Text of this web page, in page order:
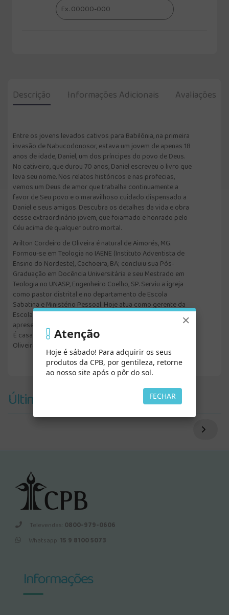
Descrição Informações Adicionais Avaliações
Entre os jovens levados cativos para Babilônia, na primeira
invasão de Nabucodonosor, estava um jovem de apenas 18
anos de idade, Daniel, um dos príncipes do povo de Deus.
No cativeiro, que durou 70 anos, Daniel escreveu o livro que
leva seu nome. Nos relatos históricos e nas profecias,
vemos um Deus de amor que trabalha continuamente a
favor de Seu povo e o maravilhoso cuidado dispensado a
Daniel e seus amigos. Descubra os detalhes da vida e obra
desse extraordinário jovem, que foiamado e honrado pelo
Céu acima de qualquer outro mortal.
Arilton Cordeiro de Oliveira é natural de Aimorés, MG.
Formou-se em Teologia no IAENE (Instituto Adventista de
Ensino do Nordeste), Cachoeira, BA; concluiu sua Pós-
Graduação em Docência Universitária e seu Mestrado em
Teologia no UNASP, Engenheiro Coelho, SP. Serviu a igreja
como pastor distrital e no departamento de Escola
Sabatina e Ministério Pessoal. Hoje atua como gerente da
Escola Bíblica da Rede Novo Tempo de Comunicação e
apresentador do programa Bíblia Fácil da TV Novo Tempo.
É casado com a cirurgiã-dentista Juliana Boa Sorte de
Oliveira.
Últimos Vistos
Televendas: 0800-979-0606
Whatsapp: 15 9 8100 5073
Informações
×
Atenção
Hoje é sábado! Para adquirir os seus
produtos da CPB, por gentileza, retorne
ao nosso site após o pôr do sol.
FECHAR